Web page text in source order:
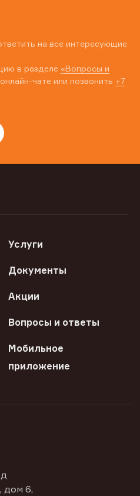
на все интересующие
в разделе «Вопросы и
чате или позвонить +7
Услуги
Документы
Акции
Вопросы и ответы
Мобильное
приложение
дом 6,